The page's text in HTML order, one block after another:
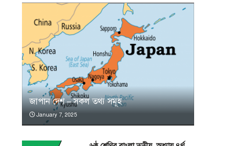
জাপান দেশ – সকল তথ্য সমূহ
January 7, 2025